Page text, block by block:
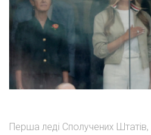
Перша леді Сполучених